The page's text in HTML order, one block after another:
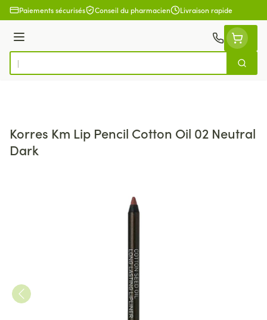
Aller au contenu
Paiements sécurisés Conseil du pharmacien Livraison rapide
Menu
Rechercher
Korres Km Lip Pencil Cotton Oil 02 Neutral
Dark